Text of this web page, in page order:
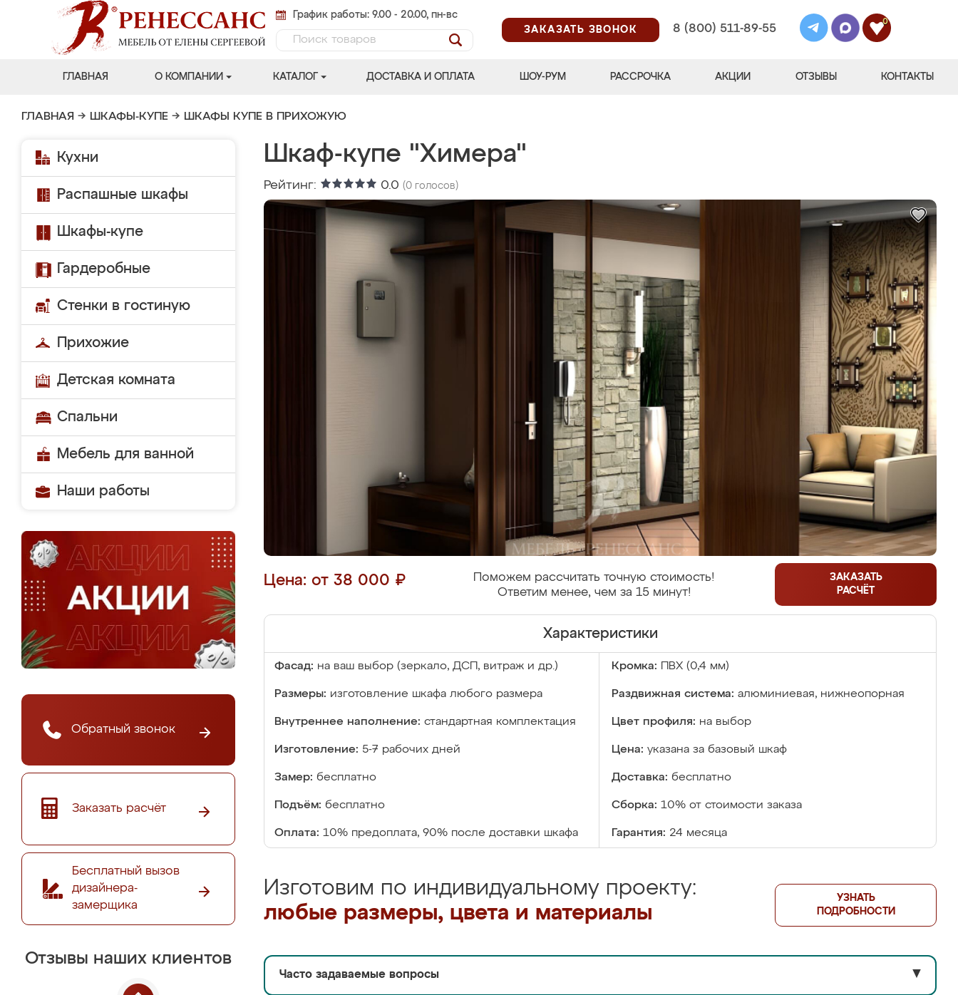
График работы: 9.00 - 20.00, пн-вс
ЗАКАЗАТЬ ЗВОНОК
8 (800) 511-89-55
0
ГЛАВНАЯ О КОМПАНИИ КАТАЛОГ ДОСТАВКА И ОПЛАТА ШОУ-РУМ РАССРОЧКА АКЦИИ ОТЗЫВЫ КОНТАКТЫ
ГЛАВНАЯ → ШКАФЫ-КУПЕ → ШКАФЫ КУПЕ В ПРИХОЖУЮ
Кухни
Распашные шкафы
Шкафы-купе
Гардеробные
Стенки в гостиную
Прихожие
Детская комната
Спальни
Мебель для ванной
Наши работы
Обратный звонок
Заказать расчёт
Бесплатный вызов
дизайнера-
замерщика
Отзывы наших клиентов
Шкаф-купе "Химера"
Рейтинг: 0.0 (0 голосов)
Цена: от 38 000 ₽
Поможем рассчитать точную стоимость!
Ответим менее, чем за 15 минут!
ЗАКАЗАТЬ
РАСЧЁТ
Характеристики
Фасад: на ваш выбор (зеркало, ДСП, витраж и др.) Кромка: ПВХ (0,4 мм)
Размеры: изготовление шкафа любого размера Раздвижная система: алюминиевая, нижнеопорная
Внутреннее наполнение: стандартная комплектация Цвет профиля: на выбор
Изготовление: 5-7 рабочих дней Цена: указана за базовый шкаф
Замер: бесплатно Доставка: бесплатно
Подъём: бесплатно Сборка: 10% от стоимости заказа
Оплата: 10% предоплата, 90% после доставки шкафа Гарантия: 24 месяца
Изготовим по индивидуальному проекту:
любые размеры, цвета и материалы
УЗНАТЬ
ПОДРОБНОСТИ
Часто задаваемые вопросы ▼